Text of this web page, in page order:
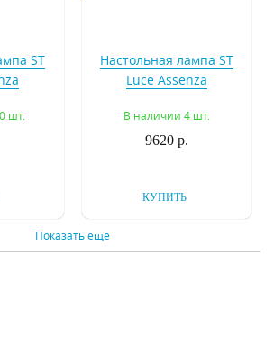
ST
шт.
Настольная лампа ST
Luce Assenza
В наличии 4 шт.
9620 р.
КУПИТЬ
Показать еще